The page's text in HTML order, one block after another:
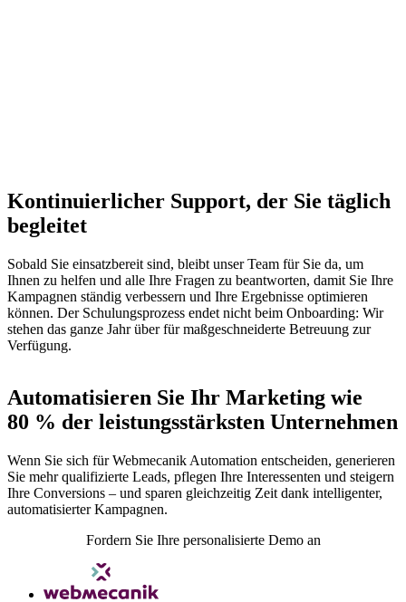
Kontinuierlicher Support, der Sie täglich
begleitet
Sobald Sie einsatzbereit sind, bleibt unser Team für Sie da, um
Ihnen zu helfen und alle Ihre Fragen zu beantworten, damit Sie Ihre
Kampagnen ständig verbessern und Ihre Ergebnisse optimieren
können. Der Schulungsprozess endet nicht beim Onboarding: Wir
stehen das ganze Jahr über für maßgeschneiderte Betreuung zur
Verfügung.
Automatisieren Sie Ihr Marketing wie
80 % der leistungsstärksten Unternehmen
Wenn Sie sich für Webmecanik Automation entscheiden, generieren
Sie mehr qualifizierte Leads, pflegen Ihre Interessenten und steigern
Ihre Conversions – und sparen gleichzeitig Zeit dank intelligenter,
automatisierter Kampagnen.
Fordern Sie Ihre personalisierte Demo an